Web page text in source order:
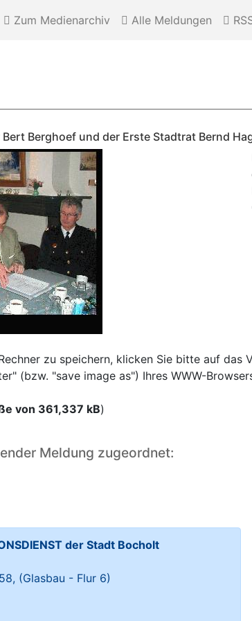
Zum Medienarchiv Alle Meldungen
Berghoef und der Erste Stadtrat Bernd
zu speichern, klicken Sie bitte auf
(bzw. "save image as") Ihres WWW-
von 361,337 kB)
Meldung zugeordnet:
der Stadt Bocholt
(Glasbau - Flur 6)